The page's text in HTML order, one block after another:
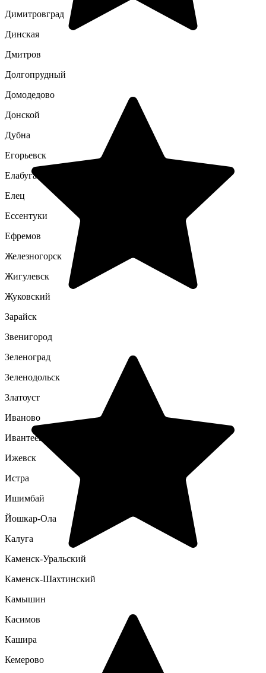
Димитровград
Динская
Дмитров
Долгопрудный
Домодедово
Донской
Дубна
Егорьевск
Елабуга
Елец
Ессентуки
Ефремов
Железногорск
Жигулевск
Жуковский
Зарайск
Звенигород
Зеленоград
Зеленодольск
Златоуст
Иваново
Ивантеевка
Ижевск
Истра
Ишимбай
Йошкар-Ола
Калуга
Каменск-Уральский
Каменск-Шахтинский
Камышин
Касимов
Кашира
Кемерово